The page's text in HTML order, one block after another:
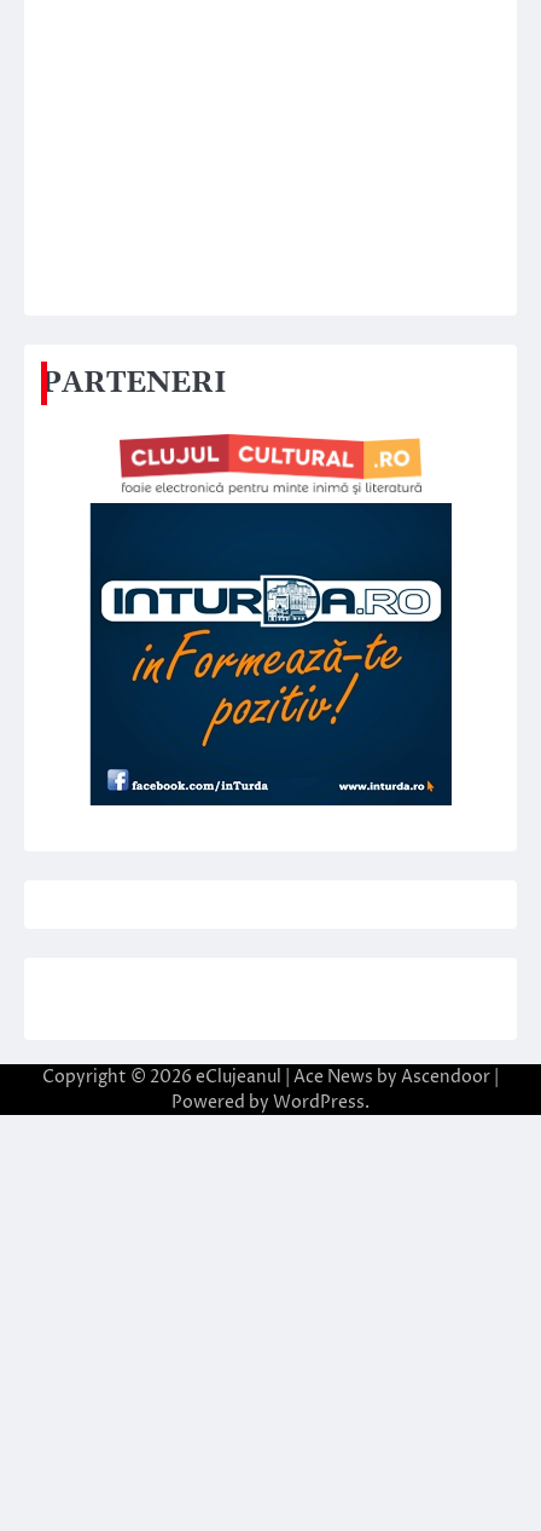
PARTENERI
Copyright © 2026 eClujeanul | Ace News by Ascendoor
Powered by WordPress.